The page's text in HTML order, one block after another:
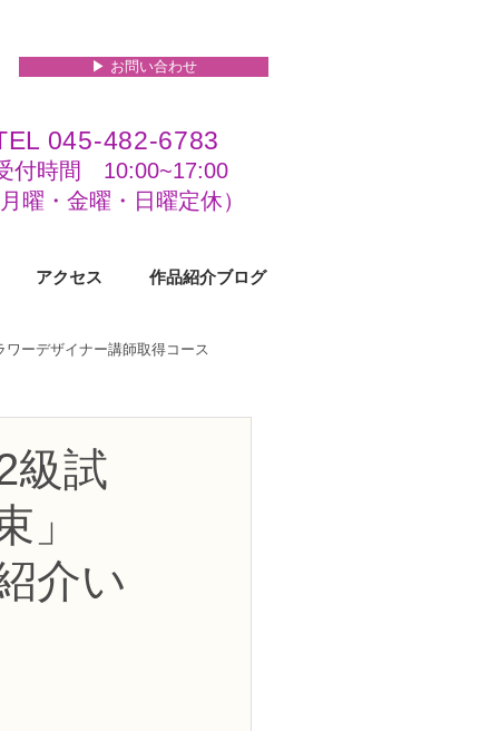
▶︎ お問い合わせ
045-482-6783
付時間 10:00~17:00​​​
曜・金曜・日曜定休）
アクセス 作品紹介ブログ
ワーデザイナー講師取得コース
2級
級試
」
介い